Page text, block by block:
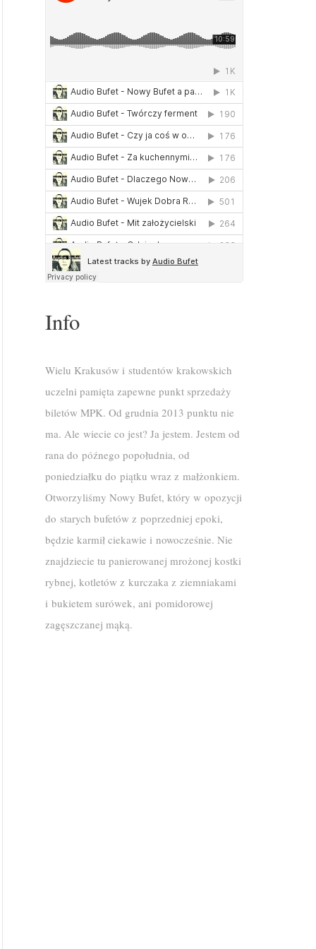
Info
Wielu Krakusów i studentów krakowskich
uczelni pamięta zapewne punkt sprzedaży
biletów MPK. Od grudnia 2013 punktu nie
ma. Ale wiecie co jest? Ja jestem. Jestem od
rana do późnego popołudnia, od
poniedziałku do piątku wraz z małżonkiem.
Otworzyliśmy Nowy Bufet, który w opozycji
do starych bufetów z poprzedniej epoki,
będzie karmił ciekawie i nowocześnie. Nie
znajdziecie tu panierowanej mrożonej kostki
rybnej, kotletów z kurczaka z ziemniakami
i bukietem surówek, ani pomidorowej
zagęszczanej mąką.